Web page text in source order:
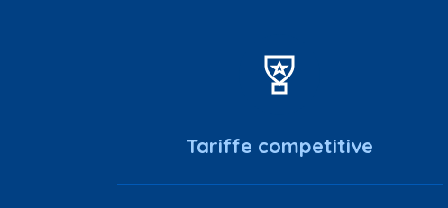
Tariffe competitive